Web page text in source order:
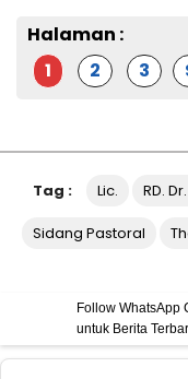
Halaman :
1
2 3
Tag : Lic. RD.
Sidang Pastoral
Follow WhatsApp
untuk Berita